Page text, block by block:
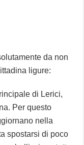
da non
ligure:
di Lerici,
Per questo
nella
spostarsi di poco